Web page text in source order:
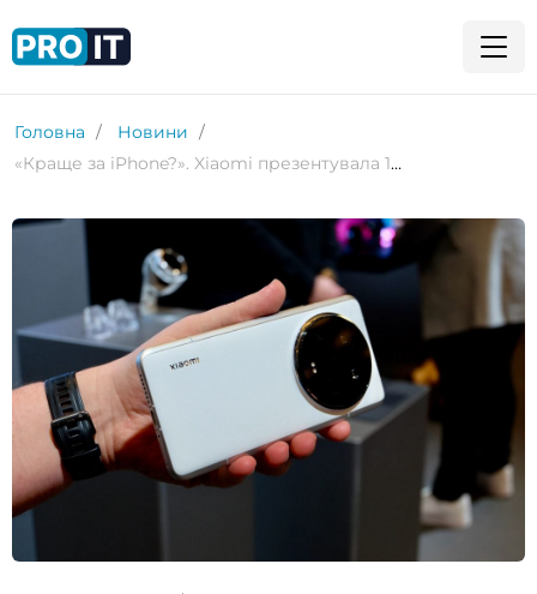
Головна
Новини
«Краще за iPhone?». Xiaomi презентувала 15 Ultra — флагман із топовими камерами